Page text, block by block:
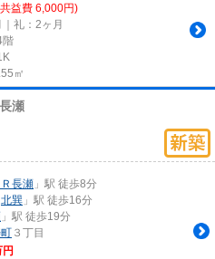
益費 6,000円)
礼：2ヶ月
階
㎡
瀬
Ｒ長瀬 」駅 徒歩8分
北巽 」駅 徒歩16分
」駅 徒歩19分
３丁目
円